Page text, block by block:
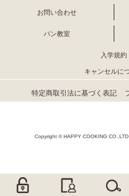
お問い合わせ
パン教室
入学規約
キャンセルに
特定商取引法に基づく表記
Copyright © HAPPY COOKING